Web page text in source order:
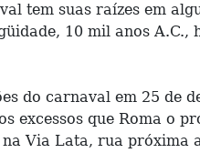
tem suas raízes em
10 mil anos A.C.,
do carnaval em 25 de
excessos que Roma o
Via Lata, rua